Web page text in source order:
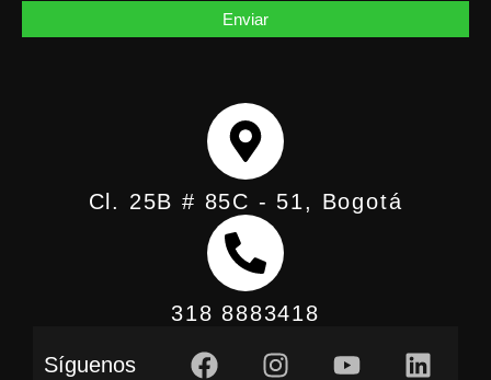
Enviar
Síguenos
318 8883418
Cl. 25B # 85C - 51, Bogotá